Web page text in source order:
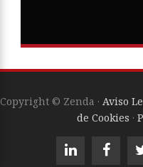
Copyright © Zenda · Aviso
de Cookies ·